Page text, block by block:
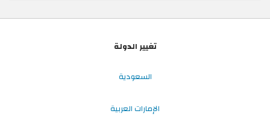
تغيير الدولة
السعودية
الإمارات العربية